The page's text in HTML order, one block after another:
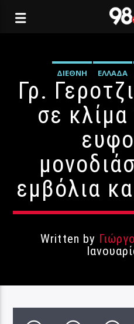
ΔΙΕΘΝΉ ΕΛΛΆΔΑ
Γρ.
σε
εμβόλια
Written by